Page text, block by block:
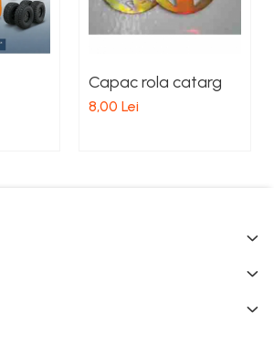
Capac rola catarg
8,00 Lei